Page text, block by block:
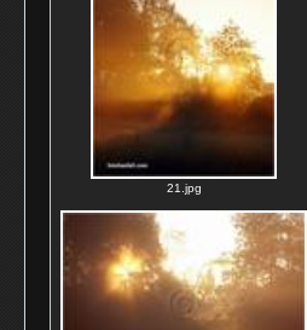
21.jpg